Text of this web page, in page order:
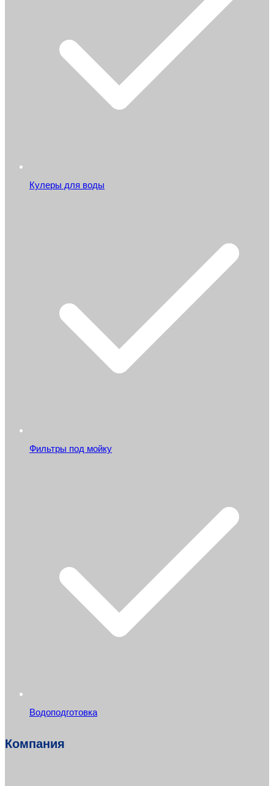
Кулеры для воды
Фильтры под мойку
Водоподготовка
Компания